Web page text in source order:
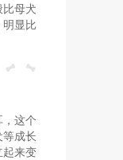
母犬
显比
这个
成长
来变